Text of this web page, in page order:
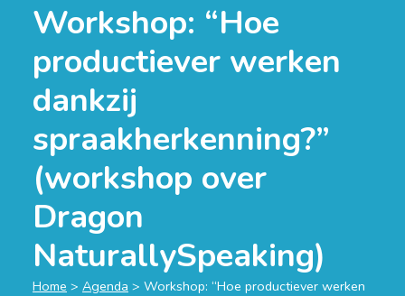
Workshop: “Hoe
productiever werken
dankzij
spraakherkenning?”
(workshop over
Dragon
NaturallySpeaking)
Home > Agenda > Workshop: “Hoe productiever werken